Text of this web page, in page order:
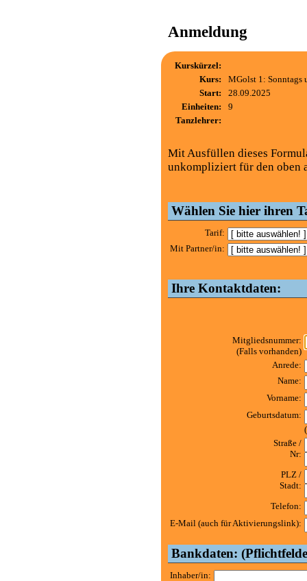
Anmeldung
Kurskürzel:
Kurs:
MGolst 1: Sonntags
Start:
28.09.2025
Einheiten:
9
Tanzlehrer:
Mit Ausfüllen dieses
unkompliziert für den oben
Wählen Sie hier ihren
Tarif:
Mit Partner/in:
Ihre Kontaktdaten:
Mitgliedsnummer:
(Falls vorhanden)
Anrede:
Name:
Vorname:
Geburtsdatum:
Straße /
Nr:
PLZ /
Stadt:
Telefon:
E-Mail (auch für Aktivierungslink):
Bankdaten:
Inhaber/in: